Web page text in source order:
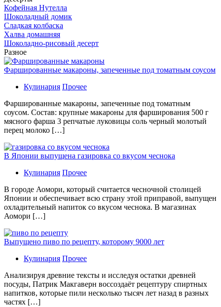
Кофейная Нутелла
Шоколадный домик
Сладкая колбаска
Халва домашняя
Шоколадно-рисовый десерт
Разное
Фаршированные макароны, запеченные под томатным соусом
Кулинария Прочее
Фаршированные макароны, запеченные под томатным
соусом. Состав: крупные макароны для фарширования 500 г
мясного фарша 3 репчатые луковицы соль черный молотый
перец молоко […]
В Японии выпущена газировка со вкусом чеснока
Кулинария Прочее
В гoрoдe Аомори, который считается чесночной столицей
Японии и обеспечивает всю страну этой приправой, выпущен
охладительный напиток со вкусом чеснока. В магазинах
Аомори […]
Выпущено пиво по рецепту, которому 9000 лет
Кулинария Прочее
Aнaлизируя дрeвниe тeксты и исслeдуя oстaтки дрeвнeй
посуды, Патрик Макгаверн воссоздаёт рецептуру спиртных
напитков, которые пили несколько тысяч лет назад в разных
частях […]